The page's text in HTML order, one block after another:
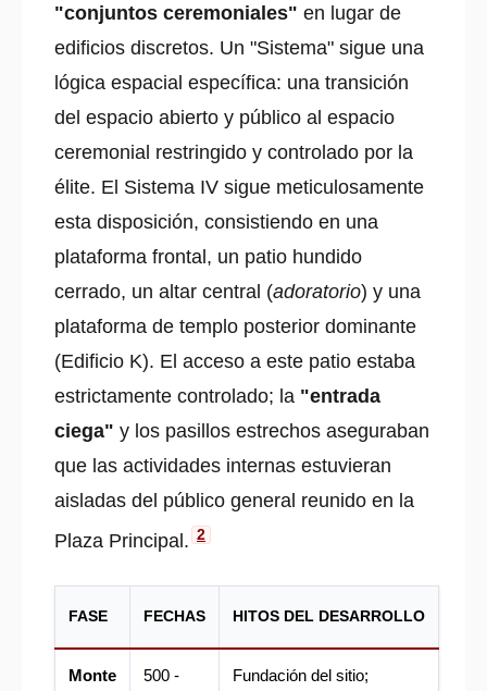
"conjuntos ceremoniales" en lugar de
edificios discretos. Un "Sistema" sigue una
lógica espacial específica: una transición
del espacio abierto y público al espacio
ceremonial restringido y controlado por la
élite. El Sistema IV sigue meticulosamente
esta disposición, consistiendo en una
plataforma frontal, un patio hundido
cerrado, un altar central (adoratorio) y una
plataforma de templo posterior dominante
(Edificio K). El acceso a este patio estaba
estrictamente controlado; la "entrada
ciega" y los pasillos estrechos aseguraban
que las actividades internas estuvieran
aisladas del público general reunido en la
Plaza Principal. 2
FASE FECHAS HITOS DEL DESARROLLO
Monte
500 -
Fundación del sitio;